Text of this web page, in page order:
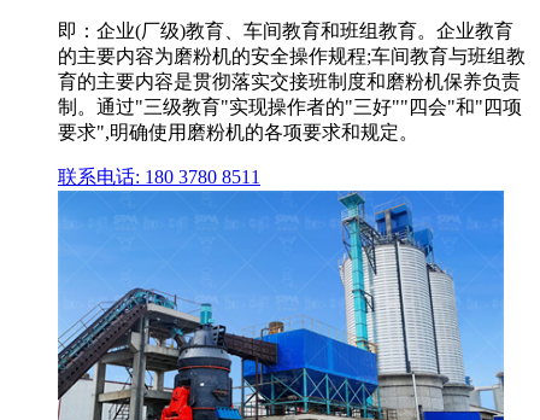
即：企业(厂级)教育、车间教育和班组教育。企业教育
的主要内容为磨粉机的安全操作规程;车间教育与班组教
育的主要内容是贯彻落实交接班制度和磨粉机保养负责
制。通过"三级教育"实现操作者的"三好""四会"和"四项
要求",明确使用磨粉机的各项要求和规定。
联系电话: 180 3780 8511